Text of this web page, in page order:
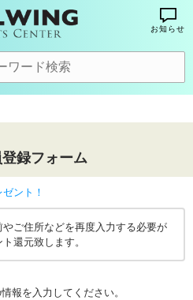
お知らせ
録フォーム
ント！
ご住所などを再度入力する必要が
還元致します。
報を入力してください。